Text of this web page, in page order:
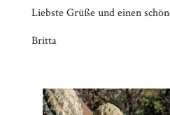
Liebste Grüße und einen
Britta